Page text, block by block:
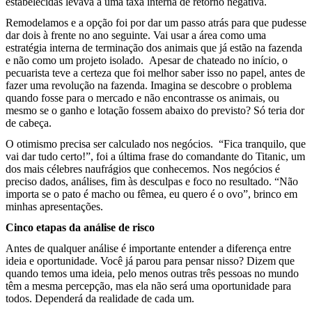
Remodelamos e a opção foi por dar um passo atrás para que pudesse
dar dois à frente no ano seguinte. Vai usar a área como uma
estratégia interna de terminação dos animais que já estão na fazenda
e não como um projeto isolado. Apesar de chateado no início, o
pecuarista teve a certeza que foi melhor saber isso no papel, antes de
fazer uma revolução na fazenda. Imagina se descobre o problema
quando fosse para o mercado e não encontrasse os animais, ou
mesmo se o ganho e lotação fossem abaixo do previsto? Só teria dor
de cabeça.
O otimismo precisa ser calculado nos negócios. “Fica tranquilo, que
vai dar tudo certo!”, foi a última frase do comandante do Titanic, um
dos mais célebres naufrágios que conhecemos. Nos negócios é
preciso dados, análises, fim às desculpas e foco no resultado. “Não
importa se o pato é macho ou fêmea, eu quero é o ovo”, brinco em
minhas apresentações.
Cinco etapas da análise de risco
Antes de qualquer análise é importante entender a diferença entre
ideia e oportunidade. Você já parou para pensar nisso? Dizem que
quando temos uma ideia, pelo menos outras três pessoas no mundo
têm a mesma percepção, mas ela não será uma oportunidade para
todos. Dependerá da realidade de cada um.